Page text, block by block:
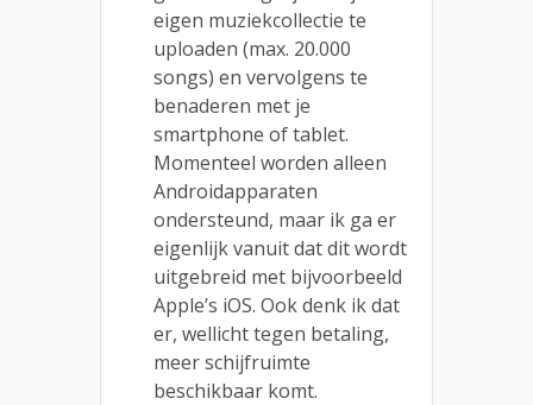
eigen muziekcollectie te
uploaden (max. 20.000
songs) en vervolgens te
benaderen met je
smartphone of tablet.
Momenteel worden alleen
Androidapparaten
ondersteund, maar ik ga er
eigenlijk vanuit dat dit wordt
uitgebreid met bijvoorbeeld
Apple’s iOS. Ook denk ik dat
er, wellicht tegen betaling,
meer schijfruimte
beschikbaar komt.